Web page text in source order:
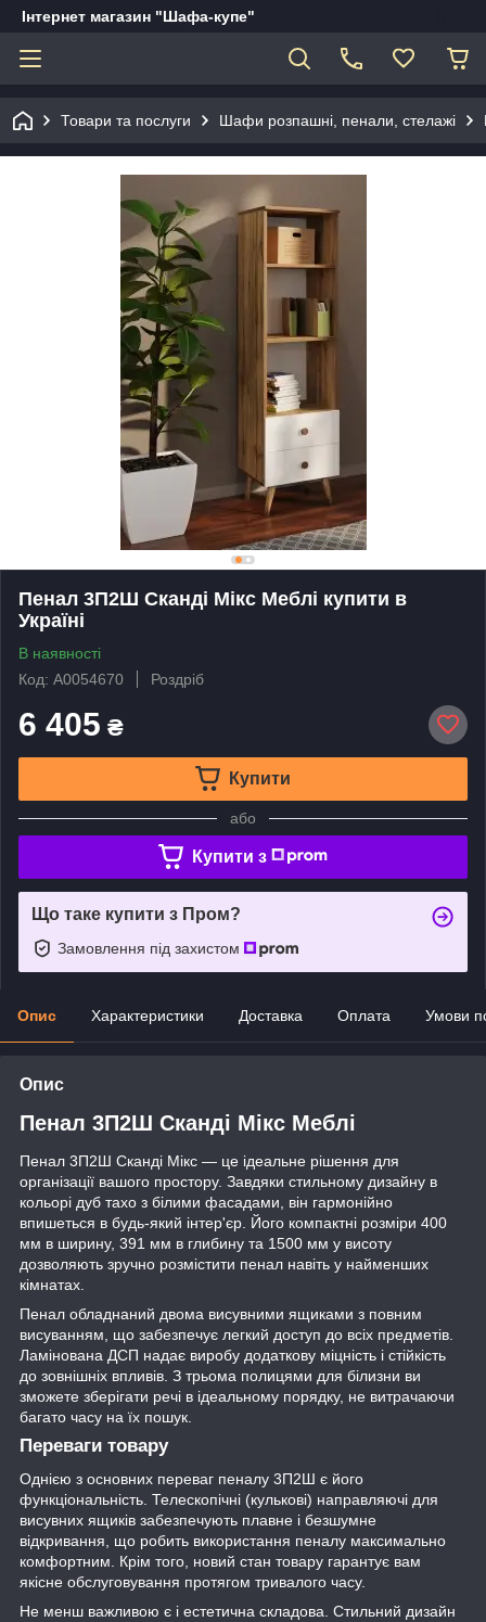
Інтернет магазин "Шафа-купе"
Товари та послуги Шафи розпашні, пенали, стелажі
Пенал 3П2Ш Сканді Мікс Меблі купити в
Україні
В наявності
Код: А0054670
Роздріб
6 405 ₴
Купити
або
Купити з
Що таке купити з Пром?
Замовлення під захистом
Опис Характеристики Доставка Оплата Умови
Опис
Пенал 3П2Ш Сканді Мікс Меблі
Пенал 3П2Ш Сканді Мікс — це ідеальне рішення для
організації вашого простору. Завдяки стильному дизайну в
кольорі дуб тахо з білими фасадами, він гармонійно
впишеться в будь-який інтер'єр. Його компактні розміри 400
мм в ширину, 391 мм в глибину та 1500 мм у висоту
дозволяють зручно розмістити пенал навіть у найменших
кімнатах.
Пенал обладнаний двома висувними ящиками з повним
висуванням, що забезпечує легкий доступ до всіх предметів.
Ламінована ДСП надає виробу додаткову міцність і стійкість
до зовнішніх впливів. З трьома полицями для білизни ви
зможете зберігати речі в ідеальному порядку, не витрачаючи
багато часу на їх пошук.
Переваги товару
Однією з основних переваг пеналу 3П2Ш є його
функціональність. Телескопічні (кулькові) направляючі для
висувних ящиків забезпечують плавне і безшумне
відкривання, що робить використання пеналу максимально
комфортним. Крім того, новий стан товару гарантує вам
якісне обслуговування протягом тривалого часу.
Не менш важливою є і естетична складова. Стильний дизайн